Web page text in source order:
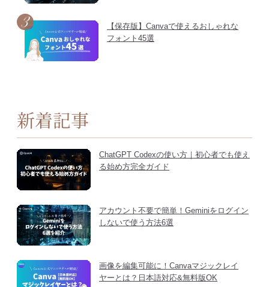
【保存版】Canvaで使えるおしゃれな
フォント45選
新着記事
ChatGPT Codexの使い方｜初心者でも使え
る始め方完全ガイド
アカウント不要で簡単！Geminiをログイン
しないで使う方法6選
画像を編集可能に！Canvaマジックレイ
ヤーとは？日本語対応&無料版OK